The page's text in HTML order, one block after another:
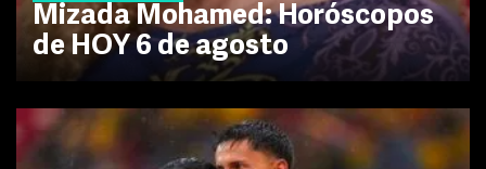
Mizada Mohamed: Horóscopos
de HOY 6 de agosto